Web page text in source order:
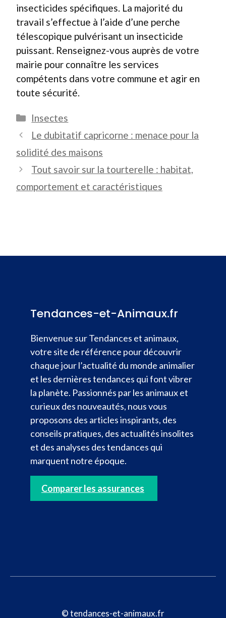
insecticides spécifiques. La majorité du
travail s’effectue à l’aide d’une perche
télescopique pulvérisant un insecticide
puissant. Renseignez-vous auprès de votre
mairie pour connaître les services
compétents dans votre commune et agir en
toute sécurité.
Catégories
Insectes
Le dubitatif capricorne : menace pour la
solidité des maisons
Tout savoir sur la tourterelle : habitat,
comportement et caractéristiques
Tendances-et-Animaux.fr
Bienvenue sur Tendances et animaux,
votre site de référence pour découvrir
chaque jour l’actualité du monde animalier
et les dernières tendances qui font vibrer
la planète. Passionnés par les animaux et
curieux des nouveautés, nous vous
proposons des articles inspirants, des
conseils pratiques, des actualités insolites
et des analyses des tendances qui
marquent notre époque.
Comparer les assurances
© tendances-et-animaux.fr